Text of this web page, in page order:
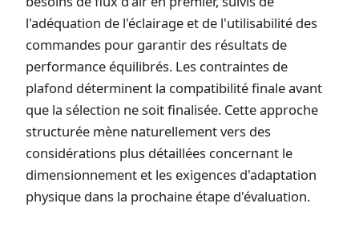
l'adéquation de l'éclairage et de l'utilisabilité des
commandes pour garantir des résultats de
performance équilibrés. Les contraintes de
plafond déterminent la compatibilité finale avant
que la sélection ne soit finalisée. Cette approche
structurée mène naturellement vers des
considérations plus détaillées concernant le
dimensionnement et les exigences d'adaptation
physique dans la prochaine étape d'évaluation.